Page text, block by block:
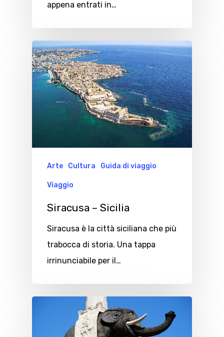
appena entrati in…
Arte Cultura Guida di viaggio
Viaggio
Siracusa – Sicilia
Siracusa è la città siciliana che più
trabocca di storia. Una tappa
irrinunciabile per il…